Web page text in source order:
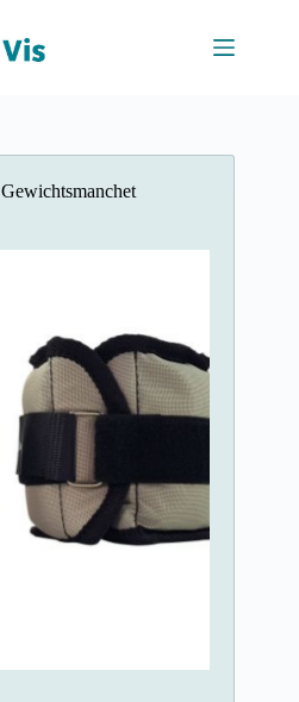
Gewichtsmanchet